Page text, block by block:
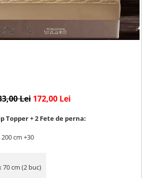
Lei 172,00 Lei
Topper + 2 Fete de perna:
cm +30
70 cm (2 buc)